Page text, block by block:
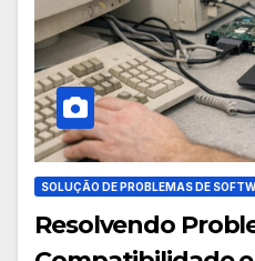
SOLUÇÃO DE PROBLEMAS DE
Resolvendo